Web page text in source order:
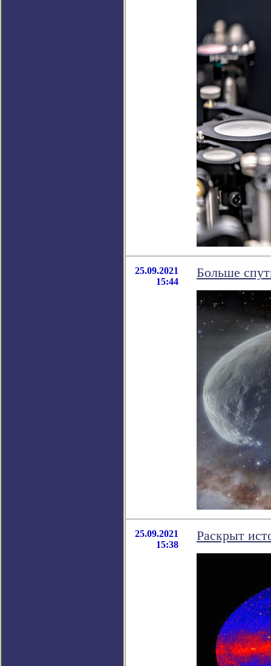
25.09.2021
15:44
Больше
25.09.2021
15:38
Раскрыт